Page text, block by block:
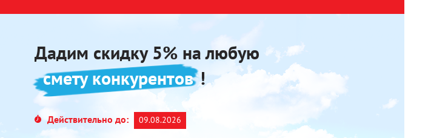
Дадим скидку 5% на любую
смету конкурентов !
Действительно до: 09.08.2026